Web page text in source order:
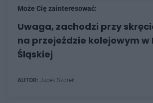
Może Cię zainteresować:
Uwaga, zachodzi przy
na przejeździe kolejowym w
Śląskiej
AUTOR: Jacek Skorek